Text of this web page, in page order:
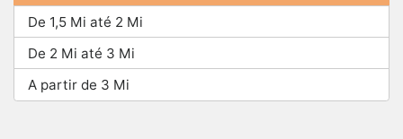
De 1,5 Mi até 2 Mi
De 2 Mi até 3 Mi
A partir de 3 Mi